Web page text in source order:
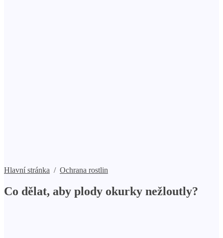
Hlavní stránka / Ochrana rostlin
Co dělat, aby plody okurky nežloutly?